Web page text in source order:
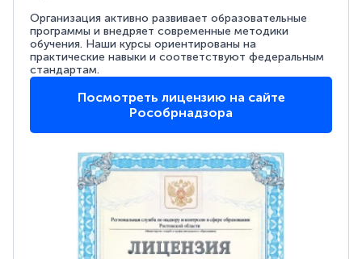
Организация активно развивает образовательные
программы и внедряет современные методики
обучения. Наши курсы ориентированы на
практические навыки и соответствуют федеральным
стандартам.
Посмотреть лицензию на сайте
Рособрнадзора